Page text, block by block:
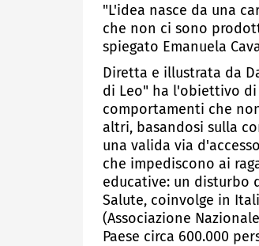
"L'idea nasce da una
che non ci sono
spiegato Emanuela
Diretta e illustrata da
di Leo" ha l'obiettivo
comportamenti che
altri, basandosi sulla
una valida via
che impediscono ai
educative: un disturbo
Salute, coinvolge in
(Associazione
Paese circa 600.000